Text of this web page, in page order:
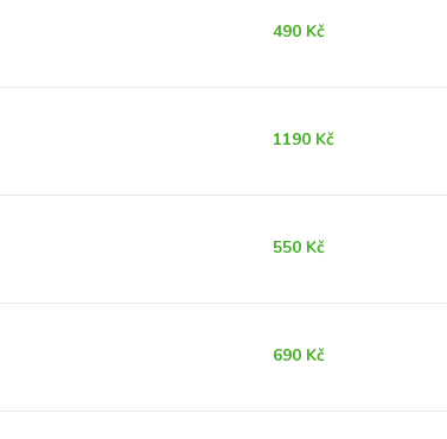
490 Kč
1190 Kč
550 Kč
690 Kč